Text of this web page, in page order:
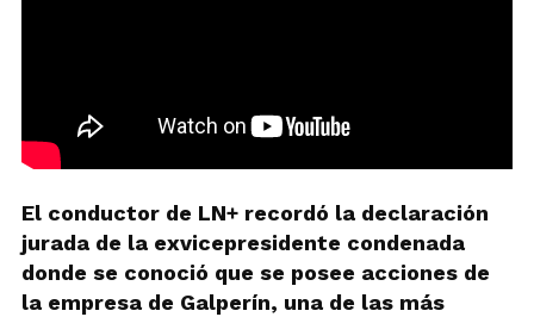
El conductor de LN+ recordó la declaración
jurada de la exvicepresidente condenada
donde se conoció que se posee acciones de
la empresa de Galperín, una de las más